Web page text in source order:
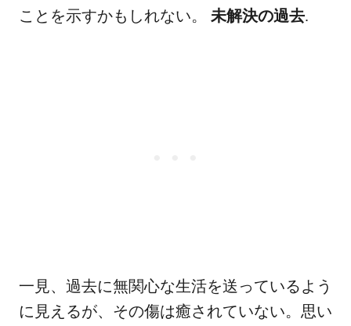
ことを示すかもしれない。 未解決の過去.
一見、過去に無関心な生活を送っているよう
に見えるが、その傷は癒されていない。思い